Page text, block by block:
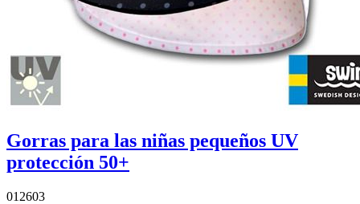
Gorras para las niñas pequeños UV
protección 50+
012603